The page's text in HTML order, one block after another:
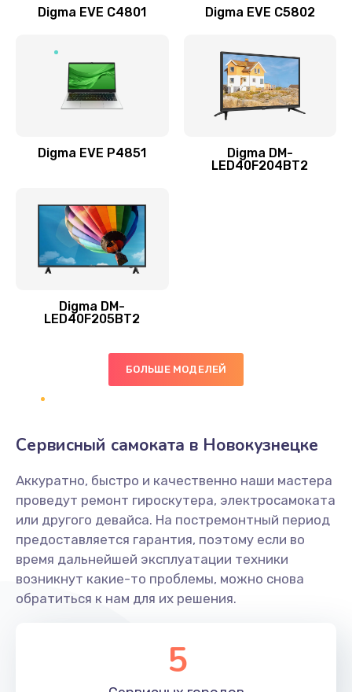
Замена видеокарты
1895 руб.
Ремонт разъема питания
Заказать
Замена видеочипа
Заказать
Настройка ОС
1060 руб.
Заказать
Чистка от пыли
890 руб.
Замена южного моста
Digma EVE C4801 Digma EVE C5802
Digma EVE P4851
Digma DM-
LED40F204BT2
Digma DM-
LED40F205BT2
БОЛЬШЕ МОДЕЛЕЙ
Сервисный самоката в Новокузнецке
Аккуратно, быстро и качественно наши мастера
проведут ремонт гироскутера, электросамоката
или другого девайса. На постремонтный период
предоставляется гарантия, поэтому если во
время дальнейшей эксплуатации техники
возникнут какие-то проблемы, можно снова
обратиться к нам для их решения.
5